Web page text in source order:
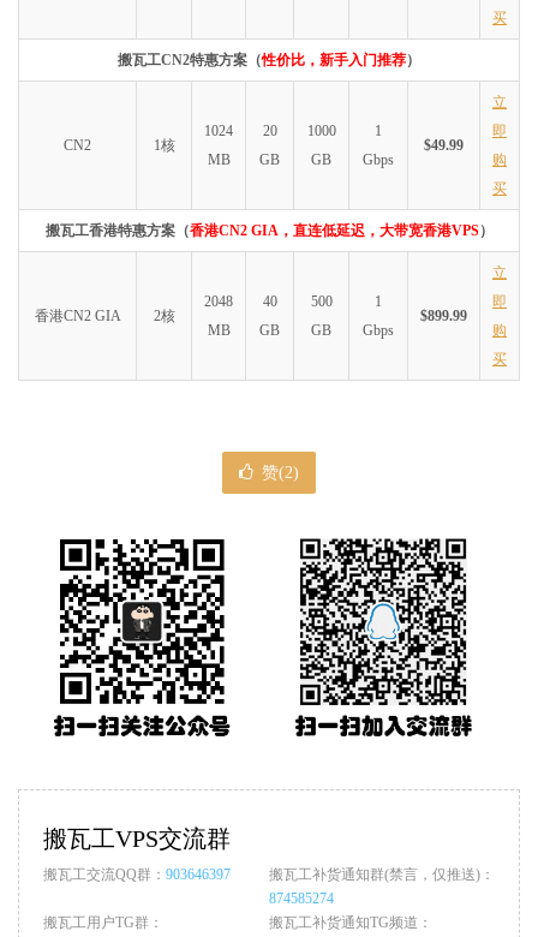
买
搬瓦工CN2特惠方案（性价比，新手入门推荐）
CN2 1核
1024
MB
20
GB
1000
GB
1
Gbps
$49.99
立
即
购
买
搬瓦工香港特惠方案（香港CN2 GIA，直连低延迟，大带宽香港VPS）
香港CN2 GIA 2核
2048
MB
40
GB
500
GB
1
Gbps
$899.99
立
即
购
买
赞(2)
搬瓦工VPS交流群
搬瓦工交流QQ群： 903646397
搬瓦工补货通知群(禁言，仅推送)：
874585274
搬瓦工用户TG群：
搬瓦工补货通知TG频道：